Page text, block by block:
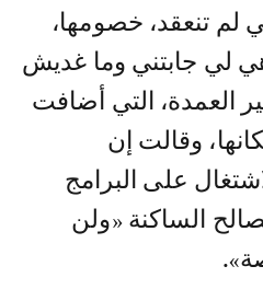
لم تنعقد، خصومها،
لي جابتني وما غديش
العمدة، التي أضافت
وقالت إن
على البرامج
الساكنة «ولن